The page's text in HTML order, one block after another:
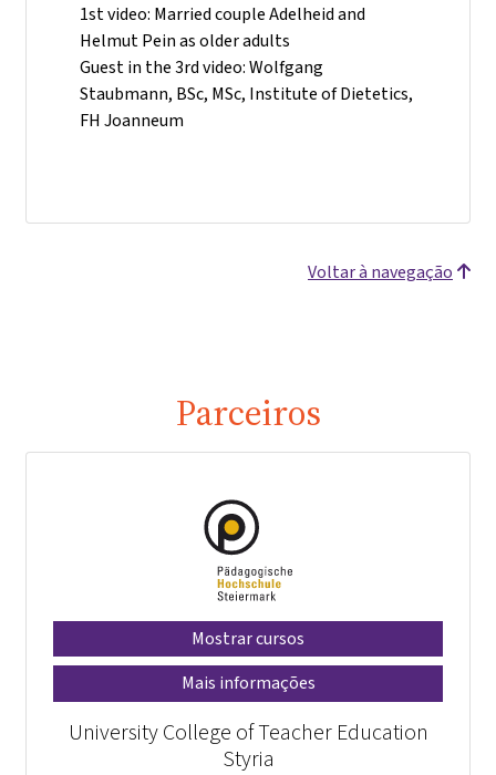
1st video: Married couple Adelheid and
Helmut Pein as older adults
Guest in the 3rd video: Wolfgang
Staubmann, BSc, MSc, Institute of Dietetics,
FH Joanneum
Voltar à navegação
Parceiros
Mostrar cursos
Mais informações
University College of Teacher Education
Styria